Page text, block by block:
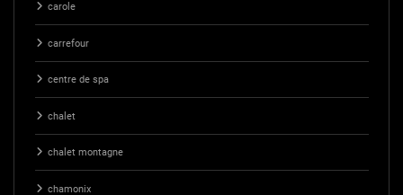
carole
carrefour
centre de spa
chalet
chalet montagne
chamonix